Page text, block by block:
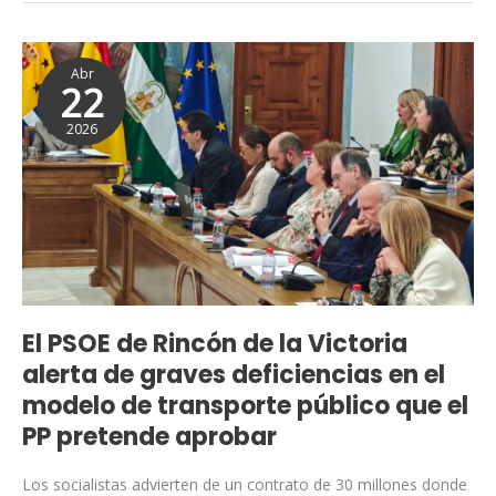
de
reivindicación
Abr
22
2026
El PSOE de Rincón de la Victoria
alerta de graves deficiencias en el
modelo de transporte público que el
PP pretende aprobar
Los socialistas advierten de un contrato de 30 millones donde
El
PSOE
de
Rincón
de
la
alerta
de
graves
deficiencias
en
el
modelo
de